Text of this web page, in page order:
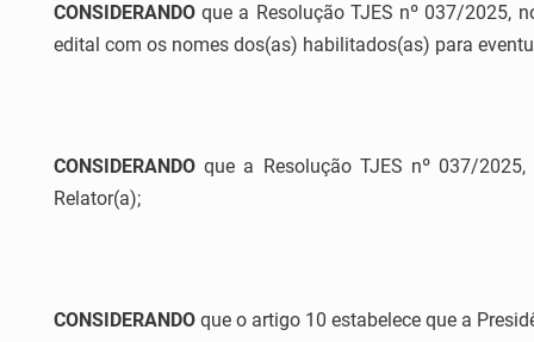
CONSIDERANDOque a Resolução TJES nº 037/2025,
edital com os nomes dos(as) habilitados(as) para
CONSIDERANDOque a Resolução TJES nº 037/
Relator(a);
CONSIDERANDOque o artigo 10 estabelece que a